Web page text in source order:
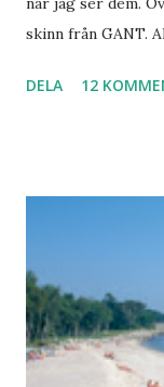
skinn från GANT.
sköna. Stilrena.
Rester med några
behöver jag nog
DELA 12